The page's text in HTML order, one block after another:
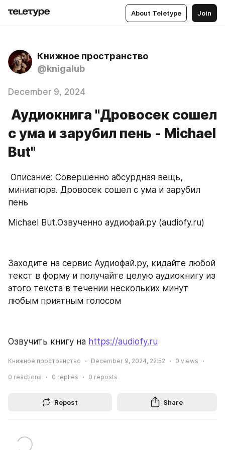
About Teletype Join
Книжное пространство
@knigalub
December 9, 2024
Аудиокнига "Дровосек сошел
с ума и зарубил пень - Michael
But"
миниатюра. Дровосек сошел с ума и зарубил
пень
Michael But.Озвученно аудиофай.ру (audiofy.ru)
Заходите на сервис Аудиофай.ру, кидайте любой
текст в форму и получайте целую аудиокнигу из
этого текста в течении нескольких минут
любым приятным голосом
Озвучить книгу на https://audiofy.ru
Книжное пространство December 9, 2024, 22:52 0 views
0 reactions 0 replies 0 reposts
Repost Share